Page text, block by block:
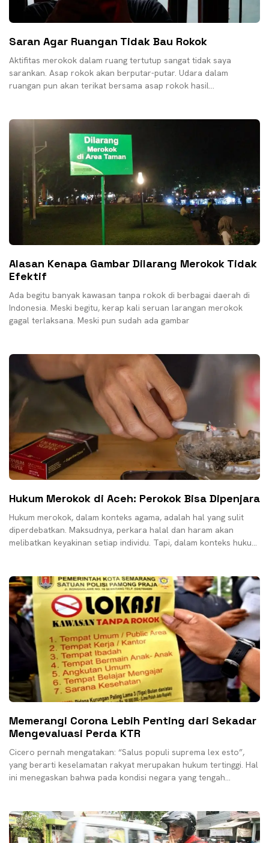
Saran Agar Ruangan Tidak Bau Rokok
Aktifitas merokok dalam ruang tertutup sangat tidak saya
sarankan. Asap rokok akan berputar-putar. Udara dalam
ruangan pun akan terikat bersama asap rokok hasil
Alasan Kenapa Gambar Dilarang Merokok Tidak
Efektif
Ada begitu banyak kawasan tanpa rokok di berbagai daerah di
Indonesia. Meski begitu, kerap kali seruan larangan merokok
gagal terlaksana. Meski pun sudah ada gambar
Hukum Merokok di Aceh: Perokok Bisa Dipenjara
Hukum merokok, dalam konteks agama, adalah hal yang sulit
diperdebatkan. Maksudnya, perkara halal dan haram akan
melibatkan keyakinan setiap individu. Tapi, dalam konteks hukum
Memerangi Corona Lebih Penting dari Sekadar
Mengevaluasi Perda KTR
Cicero pernah mengatakan: “Salus populi suprema lex esto”,
yang berarti keselamatan rakyat merupakan hukum tertinggi. Hal
ini menegaskan bahwa pada kondisi negara yang tengah